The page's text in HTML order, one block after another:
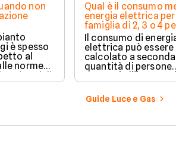
non
è spesso
al
norme
i casi di
Qual è il consumo
energia elettrica per
famiglia di 2, 3 o 4
Il consumo di
elettrica può essere
calcolato a
quantità di persone
presenti all'interno
determinato
numerosi i fattori
influenzano questo
considerazione per
Guide Luce e Gas